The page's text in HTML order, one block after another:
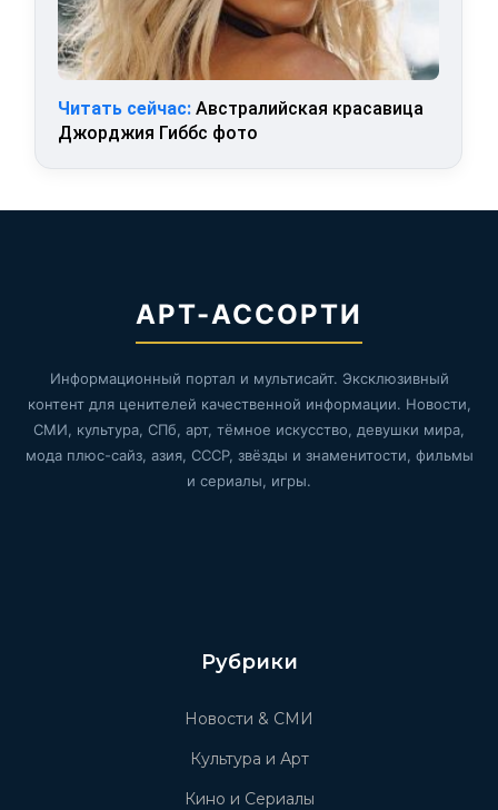
Читать сейчас: Австралийская красавица
Джорджия Гиббс фото
АРТ-АССОРТИ
Информационный портал и мультисайт. Эксклюзивный
контент для ценителей качественной информации. Новости,
СМИ, культура, СПб, арт, тёмное искусство, девушки мира,
мода плюс-сайз, азия, СССР, звёзды и знаменитости, фильмы
и сериалы, игры.
Рубрики
Новости & СМИ
Культура и Арт
Кино и Сериалы